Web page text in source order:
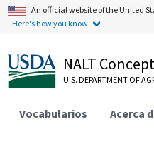
An official website of the United
Here's how you know.
NALT
U.S. DEPARTMENT OF
Vocabularios Acerca